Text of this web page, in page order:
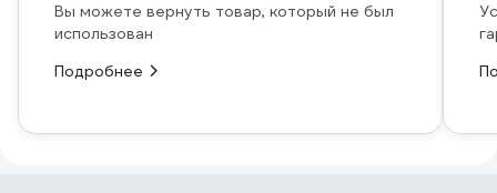
Вы можете вернуть товар, который не был
использован
Подробнее